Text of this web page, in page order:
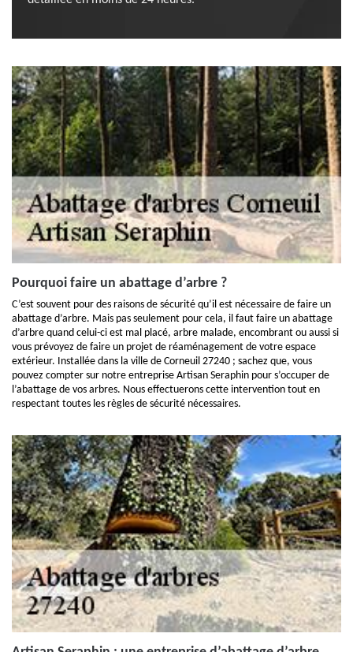
Pourquoi faire un abattage d’arbre ?
C’est souvent pour des raisons de sécurité qu’il est nécessaire de faire un
abattage d’arbre. Mais pas seulement pour cela, il faut faire un abattage
d’arbre quand celui-ci est mal placé, arbre malade, encombrant ou aussi si
vous prévoyez de faire un projet de réaménagement de votre espace
extérieur. Installée dans la ville de Corneuil 27240 ; sachez que, vous
pouvez compter sur notre entreprise Artisan Seraphin pour s’occuper de
l’abattage de vos arbres. Nous effectuerons cette intervention tout en
respectant toutes les règles de sécurité nécessaires.